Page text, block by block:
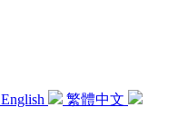
English
繁體中文